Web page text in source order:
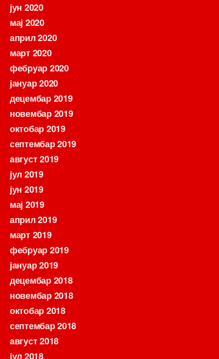
јун 2020
мај 2020
април 2020
март 2020
фебруар 2020
јануар 2020
децембар 2019
новембар 2019
октобар 2019
септембар 2019
август 2019
јул 2019
јун 2019
мај 2019
април 2019
март 2019
фебруар 2019
јануар 2019
децембар 2018
новембар 2018
октобар 2018
септембар 2018
август 2018
јул 2018